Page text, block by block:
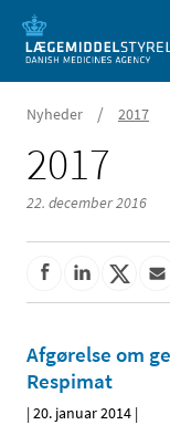
Nyheder / 2017
2017
22. december 2016
Afgørelse om
Respimat
|20. januar 2014 |